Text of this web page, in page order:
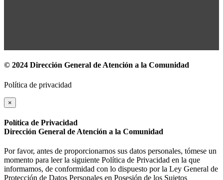
© 2024 Dirección General de Atención a la Comunidad
Política de privacidad
×
Política de Privacidad
Dirección General de Atención a la Comunidad
Por favor, antes de proporcionarnos sus datos personales, tómese un
momento para leer la siguiente Política de Privacidad en la que
informamos, de conformidad con lo dispuesto por la Ley General de
Protección de Datos Personales en Posesión de los Sujetos